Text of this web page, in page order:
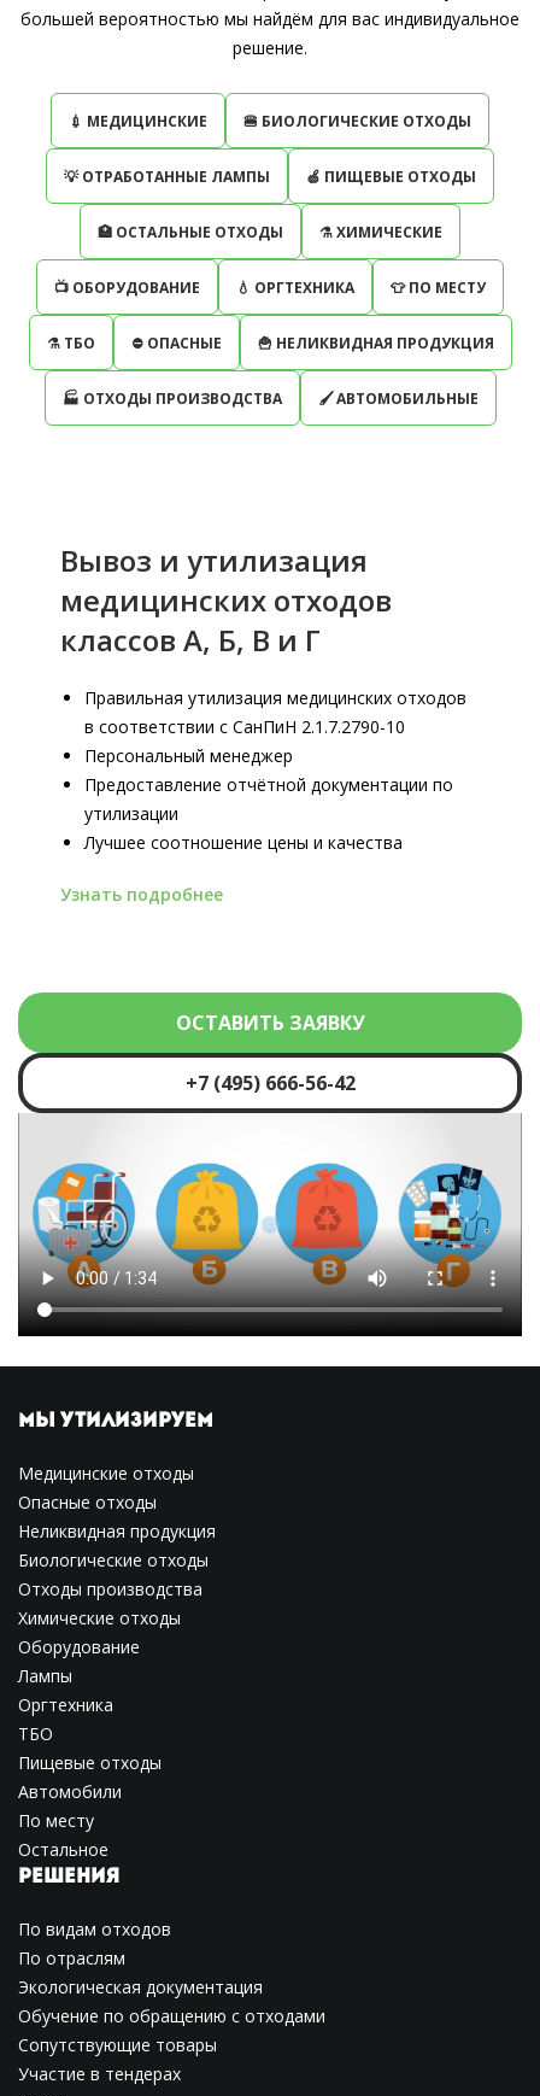
большей вероятностью мы найдём для вас индивидуальное
решение.
💉 МЕДИЦИНСКИЕ 🍔 БИОЛОГИЧЕСКИЕ ОТХОДЫ
💡 ОТРАБОТАННЫЕ ЛАМПЫ 🍏 ПИЩЕВЫЕ ОТХОДЫ
🏥 ОСТАЛЬНЫЕ ОТХОДЫ ⚗ ХИМИЧЕСКИЕ
📺 ОБОРУДОВАНИЕ 💧 ОРГТЕХНИКА 👕 ПО МЕСТУ
⚗ ТБО ⛔️ ОПАСНЫЕ 🍟 НЕЛИКВИДНАЯ ПРОДУКЦИЯ
🏭 ОТХОДЫ ПРОИЗВОДСТВА 🖌 АВТОМОБИЛЬНЫЕ
Вывоз и утилизация
медицинских отходов
классов А, Б, В и Г
Правильная утилизация медицинских отходов
в соответствии с СанПиН 2.1.7.2790-10
Персональный менеджер
Предоставление отчётной документации по
утилизации
Лучшее соотношение цены и качества
Узнать подробнее
ОСТАВИТЬ ЗАЯВКУ
+7 (495) 666-56-42
МЫ УТИЛИЗИРУЕМ
Медицинские отходы
Опасные отходы
Неликвидная продукция
Биологические отходы
Отходы производства
Химические отходы
Оборудование
Лампы
Оргтехника
ТБО
Пищевые отходы
Автомобили
По месту
Остальное
РЕШЕНИЯ
По видам отходов
По отраслям
Экологическая документация
Обучение по обращению с отходами
Сопутствующие товары
Участие в тендерах